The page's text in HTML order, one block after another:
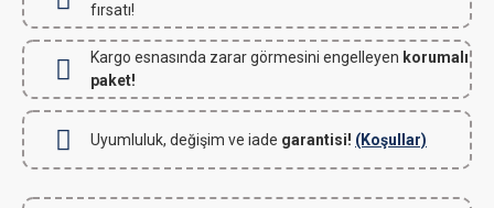
fırsatı!
Kargo esnasında zarar görmesini engelleyen korumalı
paket!
Uyumluluk, değişim ve iade garantisi! (Koşullar)